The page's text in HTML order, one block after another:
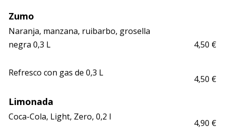
Zumo
Naranja, manzana, ruibarbo, grosella
negra 0,3 L
4,50 €
Refresco con gas de 0,3 L
4,50 €
Limonada
Coca-Cola, Light, Zero, 0,2 l
4,90 €